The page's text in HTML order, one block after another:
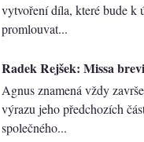
vytvoření díla, které bude k
promlouvat...
Radek Rejšek: Missa
Agnus znamená vždy
výrazu jeho předchozích
společného...